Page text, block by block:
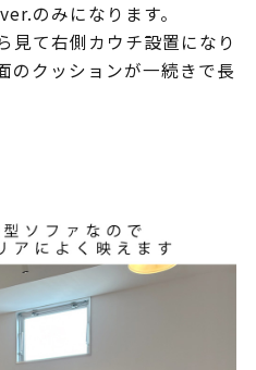
のみになります。
見て右側カウチ設置になり
のクッションが一続きで長